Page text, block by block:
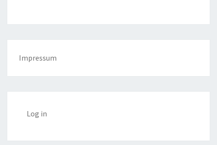
Impressum
Log in